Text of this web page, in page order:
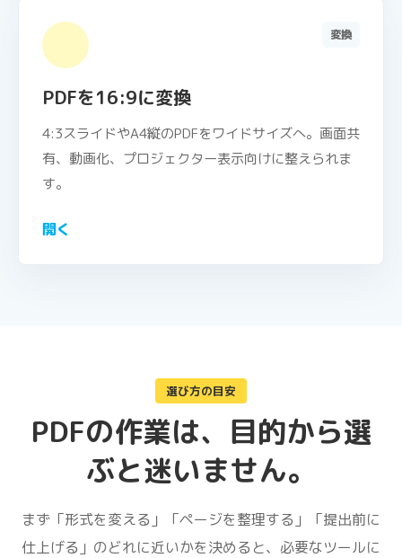
変換
PDFを16:9に変換
4:3スライドやA4縦のPDFをワイドサイズへ。画面共
有、動画化、プロジェクター表示向けに整えられま
す。
開く
選び方の目安
PDFの作業は、目的から選
ぶと迷いません。
まず「形式を変える」「ページを整理する」「提出前に
仕上げる」のどれに近いかを決めると、必要なツールに